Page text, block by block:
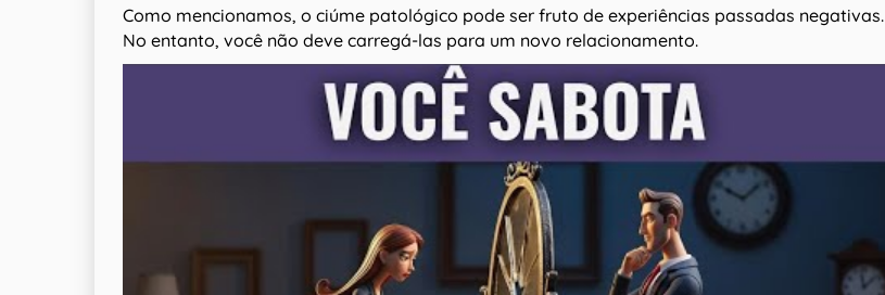
Como mencionamos, o ciúme patológico pode ser fruto de experiências passadas negativas.
No entanto, você não deve carregá-las para um novo relacionamento.